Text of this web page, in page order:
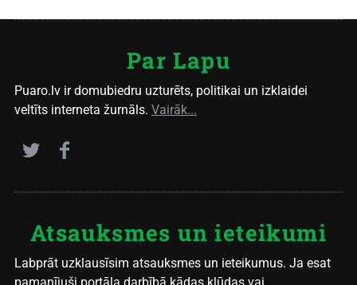
Par Lapu
Puaro.lv ir domubiedru uzturēts, politikai un izklaidei
veltīts interneta žurnāls. Vairāk...
Atsauksmes un ieteikumi
Labprāt uzklausīsim atsauksmes un ieteikumus. Ja esat